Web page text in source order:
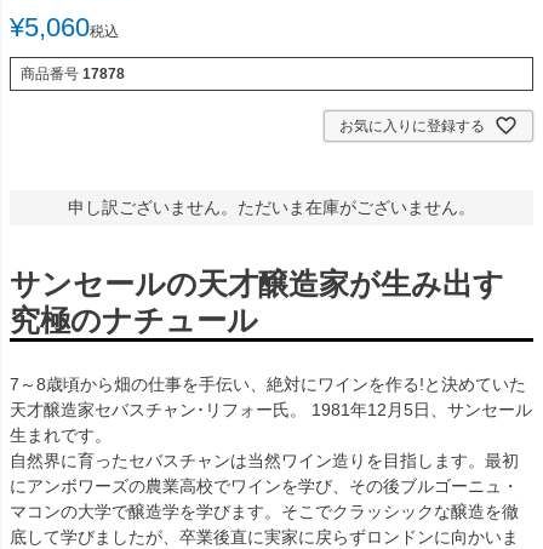
¥5,060税込
商品番号 17878
お気に入りに登録する
申し訳ございません。ただいま在庫がございません。
サンセールの天才醸造家が生み出す
究極のナチュール
7～8歳頃から畑の仕事を手伝い、絶対にワインを作る!と決めていた
天才醸造家セバスチャン･リフォー氏。 1981年12月5日、サンセール
生まれです。
自然界に育ったセバスチャンは当然ワイン造りを目指します。最初
にアンボワーズの農業高校でワインを学び、その後ブルゴーニュ・
マコンの大学で醸造学を学びます。そこでクラッシックな醸造を徹
底して学びましたが、卒業後直に実家に戻らずロンドンに向かいま